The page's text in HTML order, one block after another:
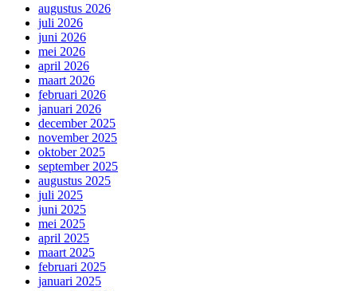
augustus 2026
juli 2026
juni 2026
mei 2026
april 2026
maart 2026
februari 2026
januari 2026
december 2025
november 2025
oktober 2025
september 2025
augustus 2025
juli 2025
juni 2025
mei 2025
april 2025
maart 2025
februari 2025
januari 2025